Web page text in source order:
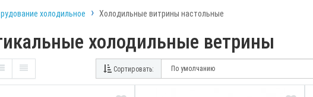
холодильное Холодильные витрины настольные
холодильные ветрины
Сортировать:
ПРОСМОТРЕТЬ